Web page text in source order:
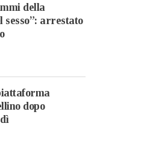
della
sesso”: arrestato
dopo